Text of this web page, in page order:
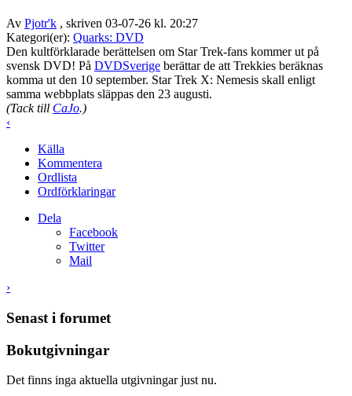
Av Pjotr'k , skriven 03-07-26 kl. 20:27
Kategori(er): Quarks: DVD
Den kultförklarade berättelsen om Star Trek-fans kommer ut på
svensk DVD! På DVDSverige berättar de att Trekkies beräknas
komma ut den 10 september. Star Trek X: Nemesis skall enligt
samma webbplats släppas den 23 augusti.
(Tack till CaJo.)
‹
Källa
Kommentera
Ordlista
Ordförklaringar
Dela
Facebook
Twitter
Mail
›
Senast i forumet
Bokutgivningar
Det finns inga aktuella utgivningar just nu.